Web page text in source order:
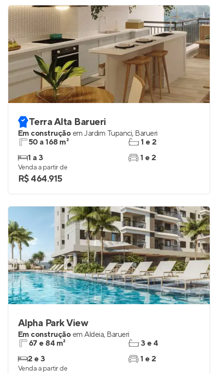
Terra Alta Barueri
Em construção em Jardim Tupanci, Barueri
50 a 168 m²
1 a 3
1 e 2
1 e 2
Venda a partir de
R$ 464.915
Alpha Park View
Em construção em Aldeia, Barueri
67 e 84 m²
2 e 3
3 e 4
1 e 2
Venda a partir de